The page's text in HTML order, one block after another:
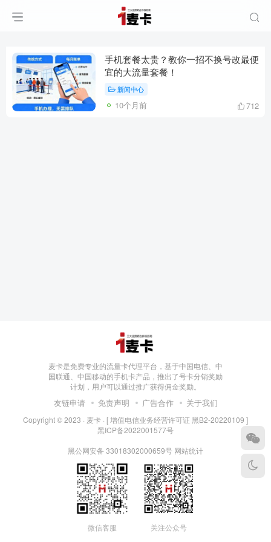
手机套餐太贵？教你一招不换号改最便
宜的大流量套餐！
新闻中心
10个月前 712
麦卡是免费专业的流量卡代理平台，基于中国电信、中
国联通、中国移动的手机卡产品，推出了号卡分销奖励
计划，用户可以通过推广获得佣金奖励。
友链申请 免责声明 广告合作 关于我们
Copyright © 2023 · 麦卡 · [ 增值电信业务经营许可证 黑B2-20220109 ]
黑ICP备2022001577号
黑公网安备 33018302000659号 网站统计
微信客服 关注公众号